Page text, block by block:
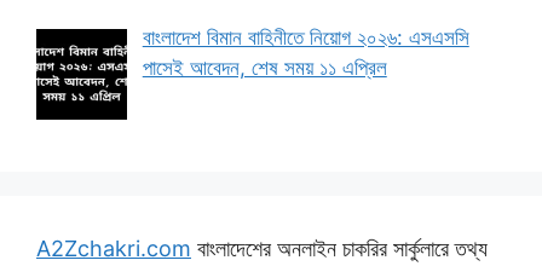
বাংলাদেশ বিমান বাহিনীতে নিয়োগ ২০২৬: এসএসসি
পাসেই আবেদন, শেষ সময় ১১ এপ্রিল
A2Zchakri.com বাংলাদেশের অনলাইন চাকরির সার্কুলারে তথ্য